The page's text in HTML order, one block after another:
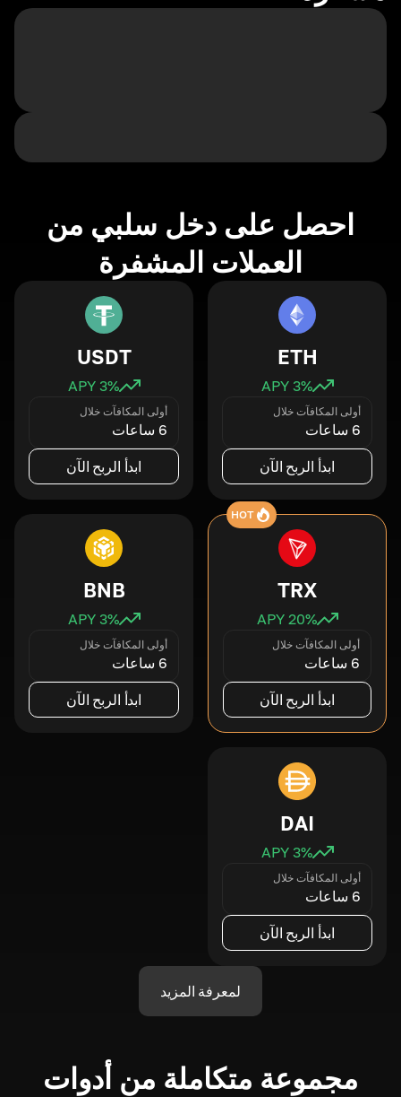
احصل على دخل سلبي من
العملات المشفرة
ETH
3% APY
أولى المكافآت خلال
6 ساعات
ابدأ الربح الآن
USDT
3% APY
أولى المكافآت خلال
6 ساعات
ابدأ الربح الآن
HOT
TRX
20% APY
أولى المكافآت خلال
6 ساعات
ابدأ الربح الآن
BNB
3% APY
أولى المكافآت خلال
6 ساعات
ابدأ الربح الآن
DAI
3% APY
أولى المكافآت خلال
6 ساعات
ابدأ الربح الآن
لمعرفة المزيد
مجموعة متكاملة من أدوات